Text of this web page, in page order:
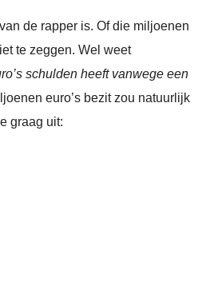
de rapper is. Of die miljoenen
te zeggen. Wel weet
schulden heeft vanwege een
euro’s bezit zou natuurlijk
graag uit: